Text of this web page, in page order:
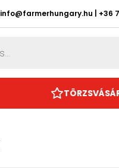
info@farmerhungary.hu +36